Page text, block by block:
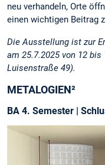
neu verhandeln, Orte
einen wichtigen Beitrag
Die Ausstellung ist zur
am 25.7.2025 von 12 bis
Luisenstraße 49).
METALOGIEN²
BA 4. Semester |